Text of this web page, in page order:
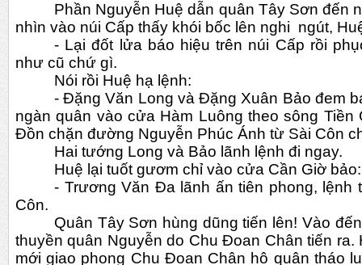
Phần Nguyễn Huệ dẫn quân Tây Sơn đến
nhìn vào núi Cấp thấy khói bốc lên nghi  ngút,
- Lại đốt lửa báo hiệu trên núi Cấp rồi
như cũ chứ gì.
Nói rồi Huệ hạ lệnh:
- Đặng Văn Long và Đặng Xuân Bảo đem
ngàn quân vào cửa Hàm Luông theo sông Tiền
Đồn chặn đường Nguyễn Phúc Ánh từ Sài Côn
Hai tướng Long và Bảo lãnh lệnh đi ngay.
Huệ lại tuốt gươm chỉ vào cửa Cần Giờ bảo:
- Trương Văn Đa lãnh ấn tiên phong, lệnh
Côn.
Quân Tây Sơn hùng dũng tiến lên! Vào
thuyền quân Nguyễn do Chu Đoan Chân tiến ra.
mới giao phong Chu Đoan Chân hô quân tháo